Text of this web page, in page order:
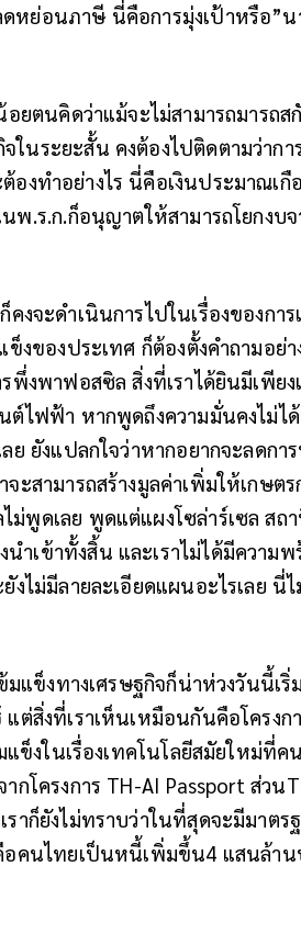
หย่อนภาษี นี่คือการมุ่งเป้าหรือ”
ยตนคิดว่าแม้จะไม่สามารถมารถ
นระยะสั้น คงต้องไปติดตามว่ากา
องทำอย่างไร นี่คือเงินประมาณเ
.ร.ก.ก็อนุญาตให้สามารถโยกงบ
งจะดำเนินการไปในเรื่องของกา
งของประเทศ ก็ต้องตั้งคำถามอย่า
พึ่งพาฟอสซิล สิ่งที่เราได้ยินมีเพียง
ไฟฟ้า หากพูดถึงความมั่นคงไม่ไ
ย ยังแปลกใจว่าหากอยากจะลดกา
สามารถสร้างมูลค่าเพิ่มให้เกษตร
ม่พูดเลย พูดแต่แผงโซล่าร์เซล สถ
เข้าทั้งสิ้น และเราไม่ได้มีความพ
ไม่มีลายละเอียดแผนอะไรเลย นี่ไ
มแข็งทางเศรษฐกิจก็น่าห่วงวันนี้เริ่
ต่สิ่งที่เราเห็นเหมือนกันคือโครงก
แข็งในเรื่องเทคโนโลยีสมัยใหม่ที่ค
โครงการ TH-AI Passport ส่วน
ก็ยังไม่ทราบว่าในที่สุดจะมีมาตร
อคนไทยเป็นหนี้เพิ่มขึ้น4 แสนล้า